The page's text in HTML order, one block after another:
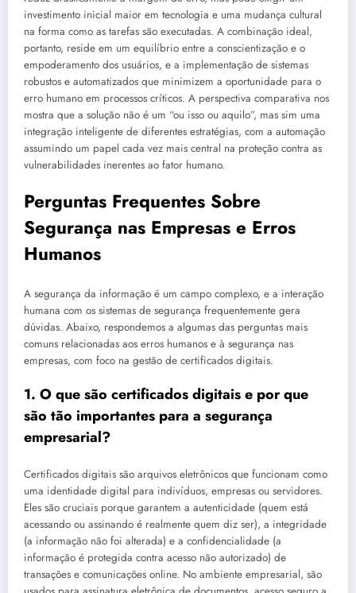
investimento inicial maior em tecnologia e uma mudança cultural
na forma como as tarefas são executadas. A combinação ideal,
portanto, reside em um equilíbrio entre a conscientização e o
empoderamento dos usuários, e a implementação de sistemas
robustos e automatizados que minimizem a oportunidade para o
erro humano em processos críticos. A perspectiva comparativa nos
mostra que a solução não é um “ou isso ou aquilo”, mas sim uma
integração inteligente de diferentes estratégias, com a automação
assumindo um papel cada vez mais central na proteção contra as
vulnerabilidades inerentes ao fator humano.
Perguntas Frequentes Sobre
Segurança nas Empresas e Erros
Humanos
A segurança da informação é um campo complexo, e a interação
humana com os sistemas de segurança frequentemente gera
dúvidas. Abaixo, respondemos a algumas das perguntas mais
comuns relacionadas aos erros humanos e à segurança nas
empresas, com foco na gestão de certificados digitais.
1. O que são certificados digitais e por que
são tão importantes para a segurança
empresarial?
Certificados digitais são arquivos eletrônicos que funcionam como
uma identidade digital para indivíduos, empresas ou servidores.
Eles são cruciais porque garantem a autenticidade (quem está
acessando ou assinando é realmente quem diz ser), a integridade
(a informação não foi alterada) e a confidencialidade (a
informação é protegida contra acesso não autorizado) de
transações e comunicações online. No ambiente empresarial, são